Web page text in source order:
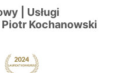
| Usługi
Kochanowski